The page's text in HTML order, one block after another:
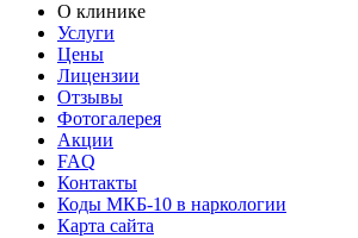
О клинике
Услуги
Цены
Лицензии
Отзывы
Фотогалерея
Акции
FAQ
Контакты
Коды МКБ-10 в наркологии
Карта сайта